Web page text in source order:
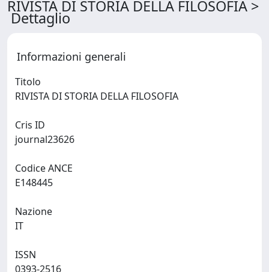
RIVISTA DI STORIA DELLA FILOSOFIA >
Dettaglio
Informazioni generali
Titolo
Cris ID
Codice ANCE
Nazione
ISSN